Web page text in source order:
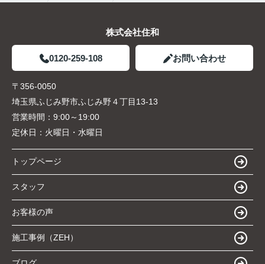
株式会社住和
0120-259-108 お問い合わせ
〒356-0050
埼玉県ふじみ野市ふじみ野４丁目13-13
営業時間： 9:00～19:00
定休日： 火曜日・水曜日
トップページ
スタッフ
お客様の声
施工事例（ZEH）